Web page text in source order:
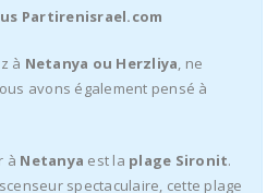
Partirenisrael.com
à Netanya ou Herzliya, ne
avons également pensé à
à Netanya est la plage Sironit.
spectaculaire, cette plage